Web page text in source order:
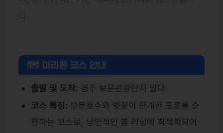
🗺 마라톤 코스 안내
출발 및 도착: 경주 보문관광단지 일대
코스 특징: 보문호수와 벚꽃이 만개한 도로를 순
환하는 코스로, 낭만적인 봄 러닝에 최적화되어